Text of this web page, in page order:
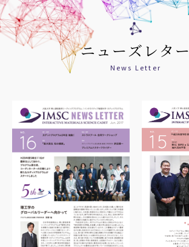
ニューズレター
News Letter